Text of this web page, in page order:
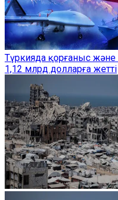
Түркияда қорғаныс
1,12 млрд долларға жетті